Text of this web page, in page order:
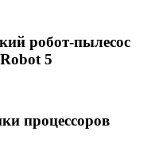
робот-пылесос
5
процессоров